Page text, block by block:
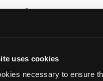
uses cookies
necessary to ensure
carta, espresso in
e i 150 g/m²),
e cartone (grammature